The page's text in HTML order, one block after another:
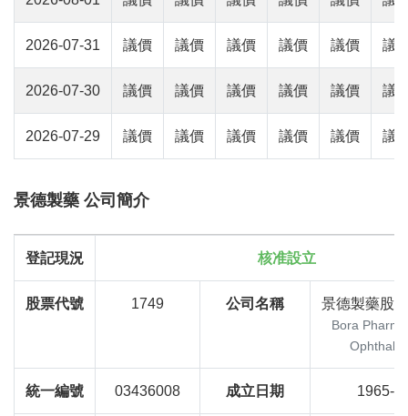
2026-07-31 議價 議價 議價 議價 議價 議
2026-07-30 議價 議價 議價 議價 議價 議
2026-07-29 議價 議價 議價 議價 議價 議
景德製藥 公司簡介
登記現況 核准設立
股票代號 1749 公司名稱 景德製藥股
Bora
統一編號 03436008 成立日期 1965-